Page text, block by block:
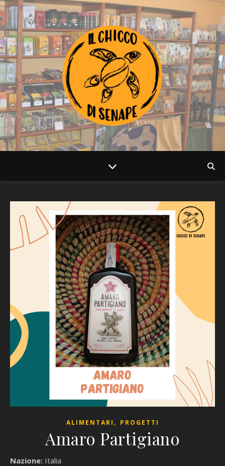
ALIMENTARI , PROGETTI
Amaro Partigiano
Nazione: Italia